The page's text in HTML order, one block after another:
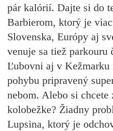
pár kalórií. Dajte si do
Barbierom, ktorý je
Slovenska, Európy aj
venuje sa tiež parkouru
Ľubovni aj v
pohybu pripravený
nebom. Alebo si chcete
kolobežke? Žiadny
Lupsina, ktorý je